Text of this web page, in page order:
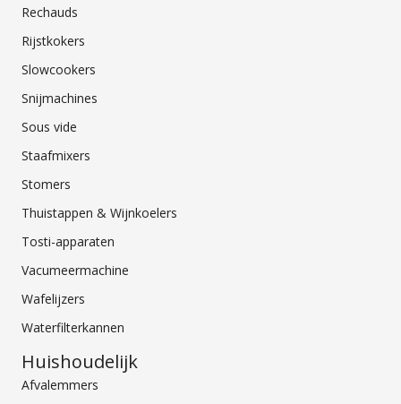
Rechauds
Rijstkokers
Slowcookers
Snijmachines
Sous vide
Staafmixers
Stomers
Thuistappen & Wijnkoelers
Tosti-apparaten
Vacumeermachine
Wafelijzers
Waterfilterkannen
Huishoudelijk
Afvalemmers